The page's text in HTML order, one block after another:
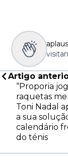
Artigo
“Proporia
raquetas
Toni Nadal
a sua
calendário
do ténis